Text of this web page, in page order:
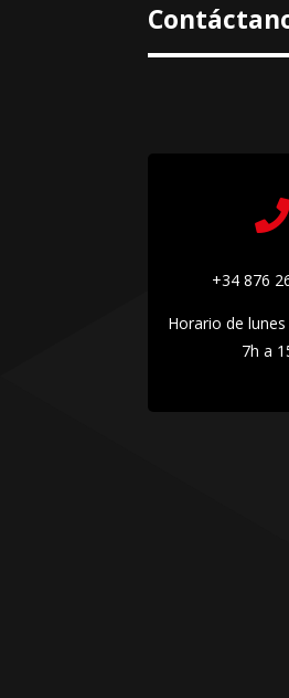

+34 876
Horario de
7h a